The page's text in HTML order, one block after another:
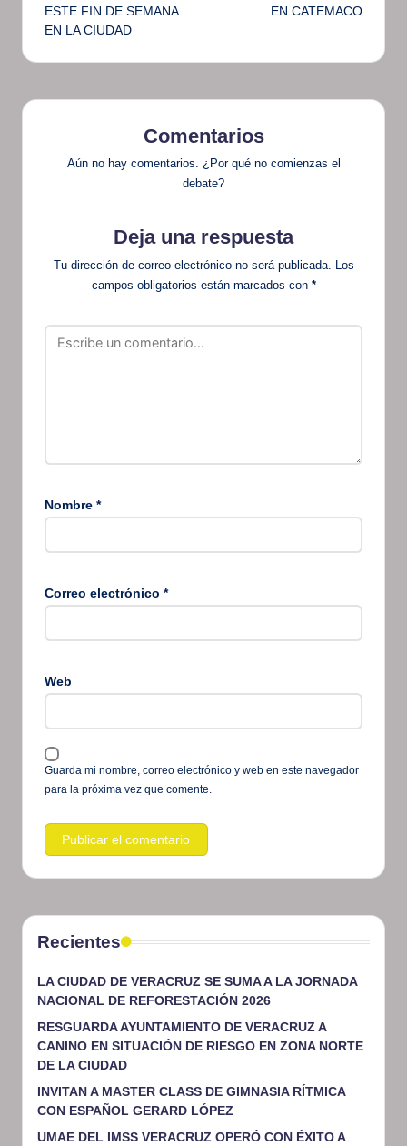
ESTE FIN DE SEMANA
EN LA CIUDAD
EN CATEMACO
Comentarios
Aún no hay comentarios. ¿Por qué no comienzas el
debate?
Deja una respuesta
Tu dirección de correo electrónico no será publicada. Los
campos obligatorios están marcados con *
Nombre *
Correo electrónico *
Web
Guarda mi nombre, correo electrónico y web en este navegador
para la próxima vez que comente.
Recientes
LA CIUDAD DE VERACRUZ SE SUMA A LA JORNADA
NACIONAL DE REFORESTACIÓN 2026
RESGUARDA AYUNTAMIENTO DE VERACRUZ A
CANINO EN SITUACIÓN DE RIESGO EN ZONA NORTE
DE LA CIUDAD
INVITAN A MASTER CLASS DE GIMNASIA RÍTMICA
CON ESPAÑOL GERARD LÓPEZ
UMAE DEL IMSS VERACRUZ OPERÓ CON ÉXITO A